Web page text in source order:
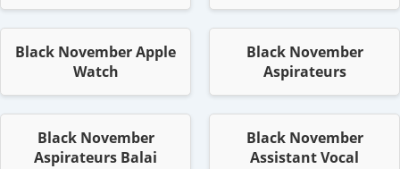
Black November Apple
Watch
Black November
Aspirateurs
Black November
Aspirateurs Balai
Black November
Assistant Vocal